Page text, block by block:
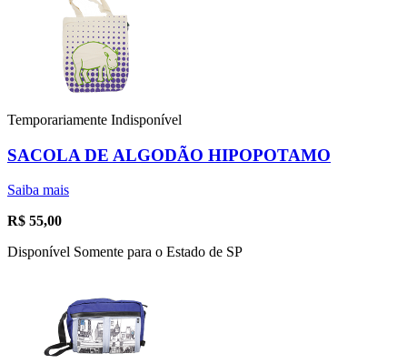
Temporariamente Indisponível
SACOLA DE ALGODÃO HIPOPOTAMO
Saiba mais
R$ 55,00
Disponível Somente para o Estado de SP